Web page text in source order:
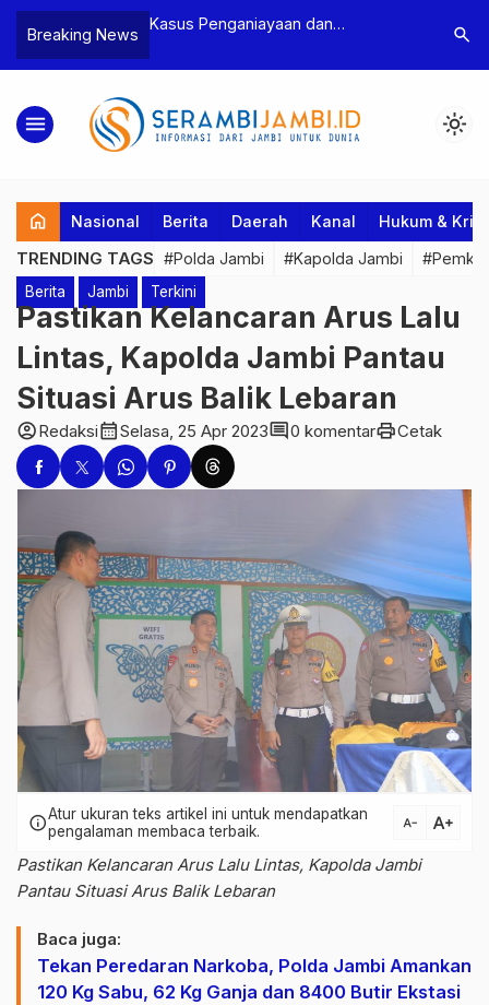
Breaking News
Ketua BPD, Polres
Dua Tersangka
Polres Tebo Ungkap Kasus
Dua Pelaku Pengeroyokan di Sumay
search
menu light_mode
home Nasional Berita Daerah Kanal Hukum &
TRENDING TAGS #Polda Jambi #Kapolda Jambi
Berita Jambi Terkini
Pastikan Kelancaran Arus Lalu
Lintas, Kapolda Jambi Pantau
Situasi Arus Balik Lebaran
account_circleRedaksicalendar_monthSelasa, 25 Apr 2023comment0 komentarprintCetak
infoAtur ukuran teks artikel ini untuk mendapatkan
pengalaman membaca terbaik.
text_decrease text_increase
Pastikan Kelancaran Arus Lalu Lintas, Kapolda Jambi
Pantau Situasi Arus Balik Lebaran
Baca juga:
Tekan Peredaran Narkoba, Polda Jambi Amankan
120 Kg Sabu, 62 Kg Ganja dan 8400 Butir Ekstasi